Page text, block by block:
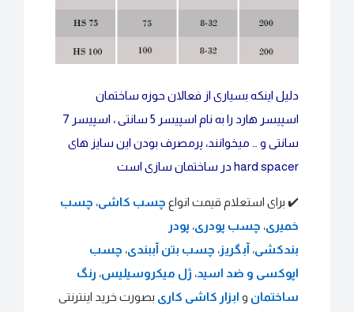
دلیل اینکه بسیاری از فعالان حوزه ساختمان
اسپیسر هارد را به نام اسپیسر 5 سانتی ، اسپیسر 7
سانتی و … میخوانند، پرمصرف بودن این سایز های
hard spacer در ساختمان سازی است
✔️ برای استعلام قیمت انواع چسب کاشی، چسب
خمیری، چسب پودری، پودر
بندکشی، آبگریز، چسب بتن آببندی، چسب
اپوکسی و ضد اسید، ژل میکروسیلیس، رنگ
ساختمان و ابزار کاشی کاری بصورت خرید اینترنتی